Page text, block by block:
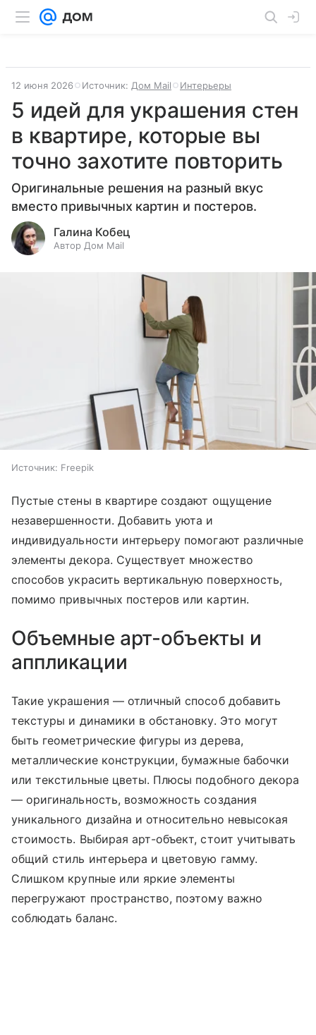
12 июня 2026 Источник: Дом Mail Интерьеры
5 идей для украшения стен
в квартире, которые вы
точно захотите повторить
Оригинальные решения на разный вкус
вместо привычных картин и постеров.
Галина Кобец
Автор Дом Mail
Источник: Freepik
Пустые стены в квартире создают ощущение
незавершенности. Добавить уюта и
индивидуальности интерьеру помогают различные
элементы декора. Существует множество
способов украсить вертикальную поверхность,
помимо привычных постеров или картин.
Объемные арт-объекты и
аппликации
Такие украшения — отличный способ добавить
текстуры и динамики в обстановку. Это могут
быть геометрические фигуры из дерева,
металлические конструкции, бумажные бабочки
или текстильные цветы. Плюсы подобного декора
— оригинальность, возможность создания
уникального дизайна и относительно невысокая
стоимость. Выбирая арт-объект, стоит учитывать
общий стиль интерьера и цветовую гамму.
Слишком крупные или яркие элементы
перегружают пространство, поэтому важно
соблюдать баланс.